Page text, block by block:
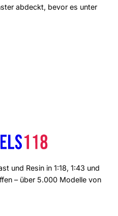
abdeckt, bevor es unter
und Resin in 1:18, 1:43 und
– über 5.000 Modelle von